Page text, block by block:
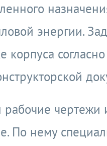
энергии.
корпуса согласно
рабочие
По нему